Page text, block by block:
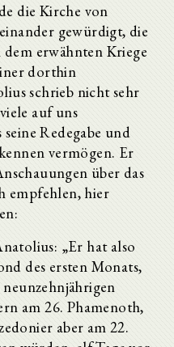
die Kirche von
gewürdigt, die
erwähnten Kriege
dorthin
schrieb nicht sehr
auf uns
Redegabe und
vermögen. Er
über das
empfehlen, hier
„Er hat also
des ersten Monats,
am 26. Phamenoth,
aber am 22.